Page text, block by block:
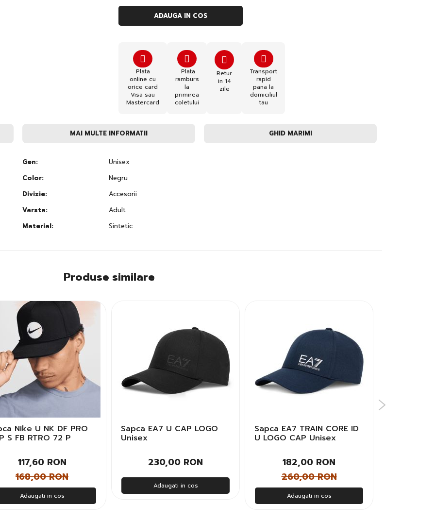
ADAUGA IN COS
Plata
online cu
orice card
Visa sau
Mastercard
Plata
ramburs
la
primirea
coletului
Retur
in 14
zile
Transport
rapid
pana la
domiciliul
tau
MAI MULTE INFORMATII
Gen:
Unisex
Color:
Negru
Divizie:
Accesorii
Varsta:
Adult
Material:
Sintetic
GHID MARIMI
Produse similare
Nike U NK DF PRO
S FB RTRO 72 P
117,60 RON
168,00 RON
Adaugati in cos
Sapca EA7 U CAP LOGO
Unisex
230,00 RON
Adaugati in cos
Sapca EA7 TRAIN CORE ID
U LOGO CAP Unisex
182,00 RON
260,00 RON
Adaugati in cos